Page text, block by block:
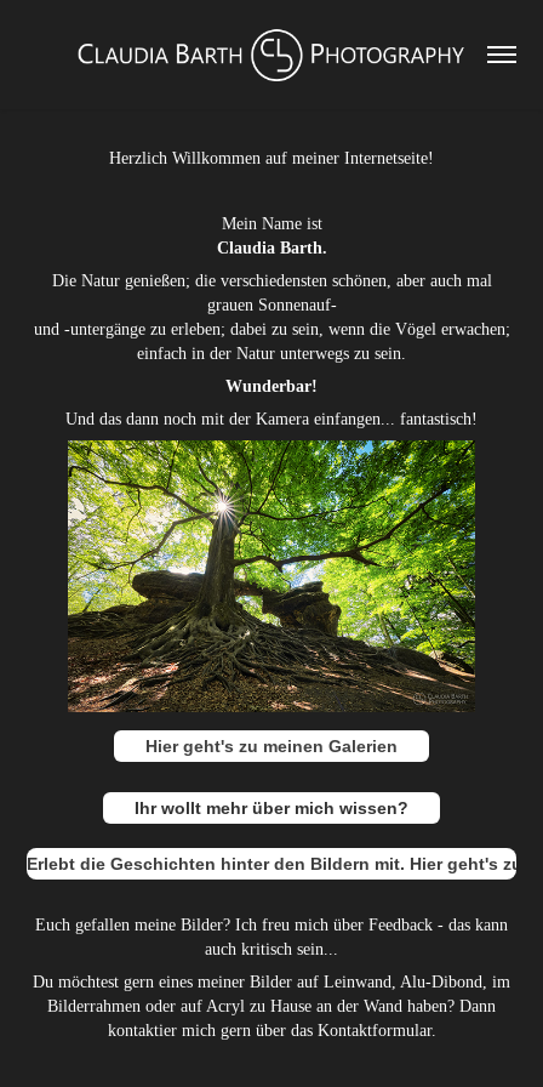
Herzlich Willkommen auf meiner Internetseite!
Mein Name ist
Claudia Barth.
Die Natur genießen; die verschiedensten schönen, aber auch mal
grauen Sonnenauf-
und -untergänge zu erleben; dabei zu sein, wenn die Vögel erwachen;
einfach in der Natur unterwegs zu sein.
Wunderbar!
Und das dann noch mit der Kamera einfangen... fantastisch!
Hier geht's zu meinen Galerien
Ihr wollt mehr über mich wissen?
Erlebt die Geschichten hinter den Bildern mit. Hier geht's zum
Euch gefallen meine Bilder? Ich freu mich über Feedback - das kann
auch kritisch sein...
Du möchtest gern eines meiner Bilder auf Leinwand, Alu-Dibond, im
Bilderrahmen oder auf Acryl zu Hause an der Wand haben? Dann
kontaktier mich gern über das Kontaktformular.